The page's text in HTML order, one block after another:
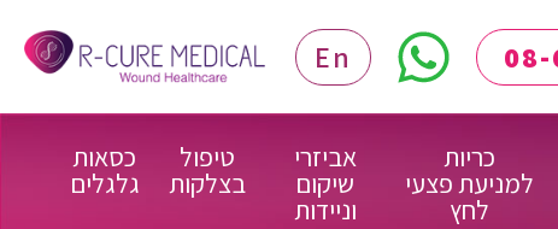
En
כריות
למניעת פצעי
לחץ
אביזרי
שיקום
וניידות
טיפול
בצלקות
כסאות
גלגלים